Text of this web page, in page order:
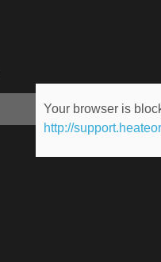
Your browser is
http://